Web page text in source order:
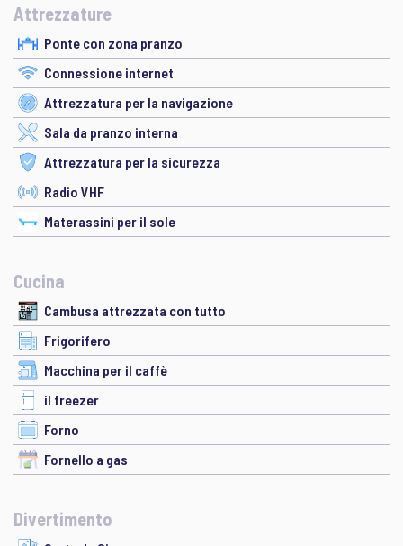
Attrezzature
Ponte con zona pranzo
Connessione internet
Attrezzatura per la navigazione
Sala da pranzo interna
Attrezzatura per la sicurezza
Radio VHF
Materassini per il sole
Cucina
Cambusa attrezzata con tutto
Frigorifero
Macchina per il caffè
il freezer
Forno
Fornello a gas
Divertimento